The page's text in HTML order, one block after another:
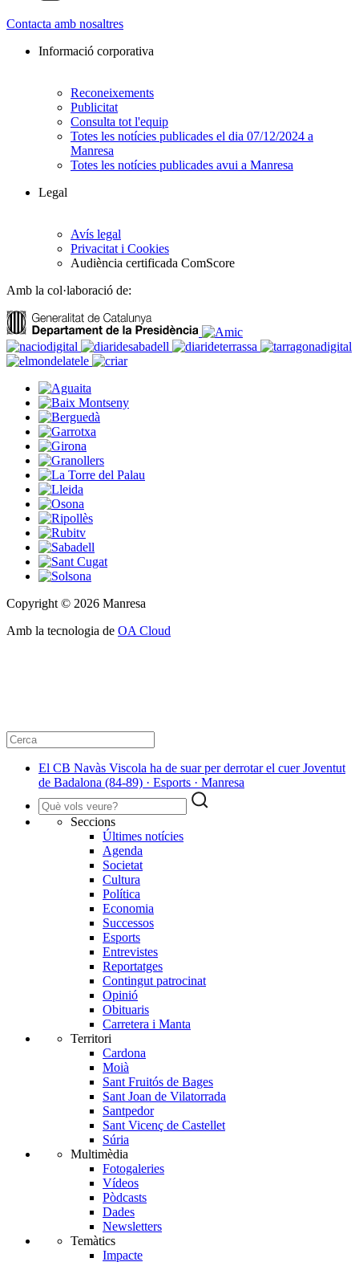
Contacta amb nosaltres
Informació corporativa
Reconeixements
Publicitat
Consulta tot l'equip
Totes les notícies publicades el dia 07/12/2024 a
Manresa
Totes les notícies publicades avui a Manresa
Legal
Avís legal
Privacitat i Cookies
Audiència certificada ComScore
Amb la col·laboració de:
Copyright © 2026 Manresa
Amb la tecnologia de OA Cloud
El CB Navàs Viscola ha de suar per derrotar el cuer Joventut
de Badalona (84-89) · Esports · Manresa
Seccions
Últimes notícies
Agenda
Societat
Cultura
Política
Economia
Successos
Esports
Entrevistes
Reportatges
Contingut patrocinat
Opinió
Obituaris
Carretera i Manta
Territori
Cardona
Moià
Sant Fruitós de Bages
Sant Joan de Vilatorrada
Santpedor
Sant Vicenç de Castellet
Súria
Multimèdia
Fotogaleries
Vídeos
Pòdcasts
Dades
Newsletters
Temàtics
Impacte